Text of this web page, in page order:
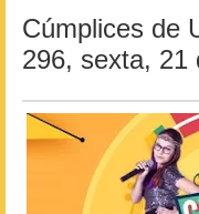
Cúmplices de
296, sexta, 21